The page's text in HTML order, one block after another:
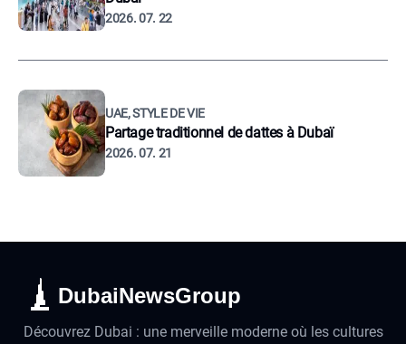
2026. 07. 22
UAE, STYLE DE VIE
Partage traditionnel de dattes à Dubaï
2026. 07. 21
DubaiNewsGroup
Découvrez Dubai : une merveille moderne où les cultures